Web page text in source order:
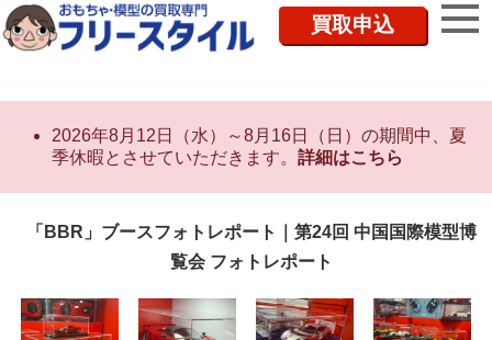
買取申込
2026年8月12日（水）～8月16日（日）の期間中、夏
季休暇とさせていただきます。 詳細はこちら
「BBR」ブースフォトレポート｜第24回 中国国際模型博
覧会 フォトレポート